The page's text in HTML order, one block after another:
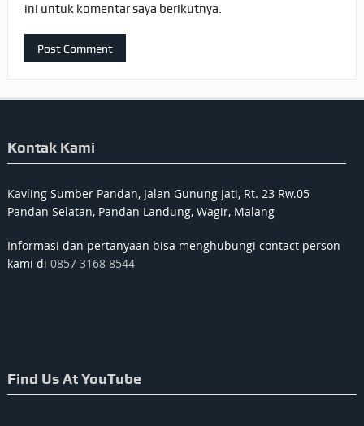
ini untuk komentar saya berikutnya.
Kontak Kami
Kavling Sumber Pandan, Jalan Gunung Jati, Rt. 23 Rw.05
Pandan Selatan, Pandan Landung, Wagir, Malang
Informasi dan pertanyaan bisa menghubungi contact person
kami di 0857 3168 8544
Find Us At YouTube